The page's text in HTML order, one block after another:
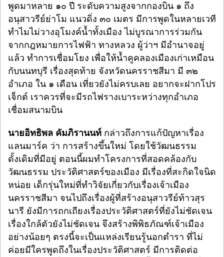
พูดมาหลาย ๑๐ ปี ระดับความสูงจากกองบิน ๑ ถึง
อนุสาวรีย์ย่าโม แนวดิ่ง ๓๐ เมตร มีการพูดในหลายเวที
ทำไมไม่วางอุโมงค์น้ำทั้งเมือง ไม่บูรณาการร่วมกัน
จากกฎหมายการไฟฟ้า ทางหลวง ผู้ว่าฯ มีอำนาจอยู่
แล้ว ทำการเชื่อมโยง เพื่อให้น้ำคูคลองเมืองเก่าเหมือน
กับนนทบุรี เรื่องสุดท้าย จังหวัดนครราชสีมา มี ๓๒
อำเภอ ใน ๑ เดือน เที่ยวยังไม่ครบเลย อยากจะฝากโปร
เจ็กต์ เราควรที่จะมีรถไฟรางเบาระหว่างทุกอำเภอ
เชื่อมสนามบิน
นายอิทธิพล คัมภิรานนท์ กล่าวถึงการแก้ปัญหาเรื่อง
แลนมาร์ค ว่า การสร้างขึ้นใหม่ โดยใช้วัฒนธรรม
ดั้งเดิมที่มีอยู่ ตอนนี้ผมทำโครงการที่สอดคล้องกับ
วัฒนธรรม ประวัติศาสตร์ของเมือง มีเรื่องที่สะกิดใจนิด
หน่อย เด็กรุ่นใหม่ที่ทำวิจัยเกี่ยวกับเรื่องเจ้าเมือง
นครราชสีมา จนไปถึงเรื่องผู้ที่สร้างอนุสาวรีย์ท้าวสุร
นารี ยังมีการถกเถียงเรื่องประวัติศาสตร์ที่ยังไม่ชัดเจน
เรื่องใกล้ตัวยังไม่ชัดเจน จึงสร้างพิพิธภัณฑ์เจ้าเมือง
อย่างน้อยๆ ตรงนี้จะเป็นแหล่งเรียนรู้นอกตำรา ที่ไม่
ค่อยมีใครพูดถึงในเรื่องประวัติศาสตร์ มีการติดต่อ